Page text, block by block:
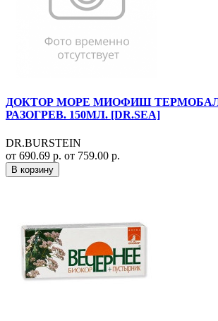
ДОКТОР МОРЕ МИОФИШ
РАЗОГРЕВ. 150МЛ. [DR.SEA]
DR.BURSTEIN
от 690.69 р. от 759.00 р.
В корзину